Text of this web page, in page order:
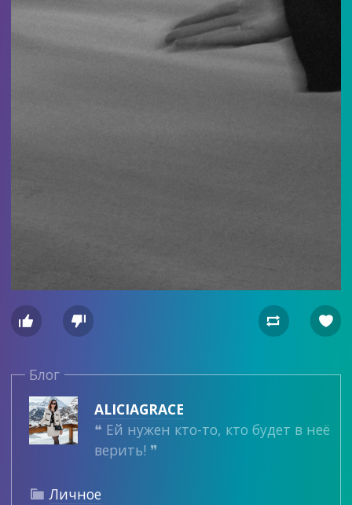
   
Блог
ALICIAGRACE
❝ Ей нужен кто-то, кто будет в неё
верить! ❞
 Личное